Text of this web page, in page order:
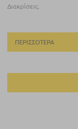
Διακρίσεις.
ΠΕΡΙΣΣΌΤΕΡΑ